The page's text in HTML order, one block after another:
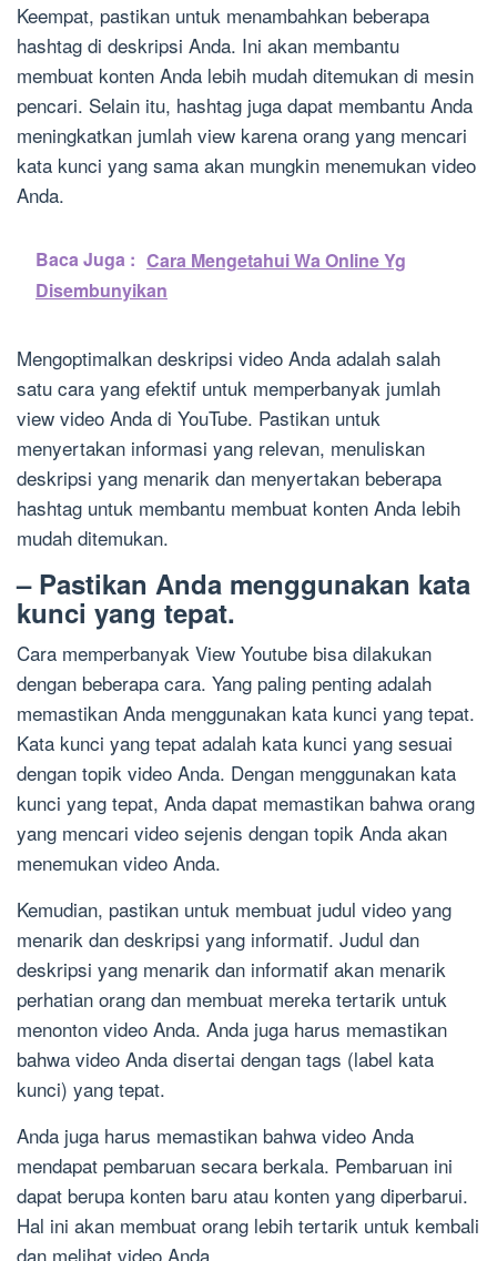
Keempat, pastikan untuk menambahkan beberapa
hashtag di deskripsi Anda. Ini akan membantu
membuat konten Anda lebih mudah ditemukan di mesin
pencari. Selain itu, hashtag juga dapat membantu Anda
meningkatkan jumlah view karena orang yang mencari
kata kunci yang sama akan mungkin menemukan video
Anda.
Baca Juga : Cara Mengetahui Wa Online Yg
Disembunyikan
Mengoptimalkan deskripsi video Anda adalah salah
satu cara yang efektif untuk memperbanyak jumlah
view video Anda di YouTube. Pastikan untuk
menyertakan informasi yang relevan, menuliskan
deskripsi yang menarik dan menyertakan beberapa
hashtag untuk membantu membuat konten Anda lebih
mudah ditemukan.
– Pastikan Anda menggunakan kata
kunci yang tepat.
Cara memperbanyak View Youtube bisa dilakukan
dengan beberapa cara. Yang paling penting adalah
memastikan Anda menggunakan kata kunci yang tepat.
Kata kunci yang tepat adalah kata kunci yang sesuai
dengan topik video Anda. Dengan menggunakan kata
kunci yang tepat, Anda dapat memastikan bahwa orang
yang mencari video sejenis dengan topik Anda akan
menemukan video Anda.
Kemudian, pastikan untuk membuat judul video yang
menarik dan deskripsi yang informatif. Judul dan
deskripsi yang menarik dan informatif akan menarik
perhatian orang dan membuat mereka tertarik untuk
menonton video Anda. Anda juga harus memastikan
bahwa video Anda disertai dengan tags (label kata
kunci) yang tepat.
Anda juga harus memastikan bahwa video Anda
mendapat pembaruan secara berkala. Pembaruan ini
dapat berupa konten baru atau konten yang diperbarui.
Hal ini akan membuat orang lebih tertarik untuk kembali
dan melihat video Anda.